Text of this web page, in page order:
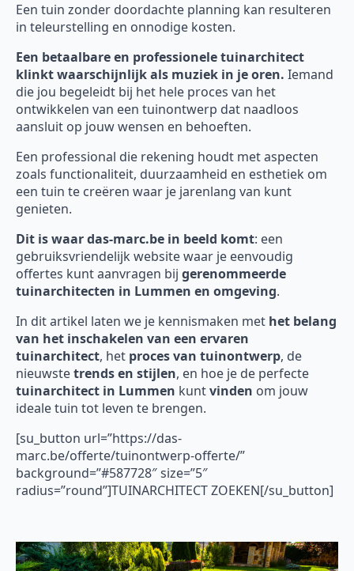
Een tuin zonder doordachte planning kan resulteren
in teleurstelling en onnodige kosten.
Een betaalbare en professionele tuinarchitect
klinkt waarschijnlijk als muziek in je oren. Iemand
die jou begeleidt bij het hele proces van het
ontwikkelen van een tuinontwerp dat naadloos
aansluit op jouw wensen en behoeften.
Een professional die rekening houdt met aspecten
zoals functionaliteit, duurzaamheid en esthetiek om
een tuin te creëren waar je jarenlang van kunt
genieten.
Dit is waar das-marc.be in beeld komt: een
gebruiksvriendelijk website waar je eenvoudig
offertes kunt aanvragen bij gerenommeerde
tuinarchitecten in Lummen en omgeving.
In dit artikel laten we je kennismaken met het belang
van het inschakelen van een ervaren
tuinarchitect, het proces van tuinontwerp, de
nieuwstetrends en stijlen, en hoe je de perfecte
tuinarchitect in Lummen kuntvinden om jouw
ideale tuin tot leven te brengen.
[su_button url=”https://das-
marc.be/offerte/tuinontwerp-offerte/”
background=”#587728″ size=”5″
radius=”round”]TUINARCHITECT ZOEKEN[/su_button]